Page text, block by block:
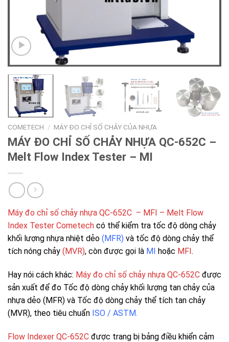
COMETECH / MÁY ĐO CHỈ SỐ CHẢY CỦA NHỰA
MÁY ĐO CHỈ SỐ CHẢY NHỰA QC-652C –
Melt Flow Index Tester – MI
Máy đo chỉ số chảy nhựa QC-652C – MFI – Melt Flow
Index Tester Cometech có thể kiểm tra tốc độ dòng chảy
khối lượng nhựa nhiệt dẻo (MFR) và tốc độ dòng chảy thể
tích nóng chảy (MVR), còn được gọi là MI hoặc MFI .
Hay nói cách khác: Máy đo chỉ số chảy nhựa QC-652C được
sản xuất để đo Tốc độ dòng chảy khối lượng tan chảy của
nhựa dẻo (MFR) và Tốc độ dòng chảy thể tích tan chảy
(MVR), theo tiêu chuẩn ISO / ASTM.
Flow Indexer QC-652C được trang bị bảng điều khiển cảm